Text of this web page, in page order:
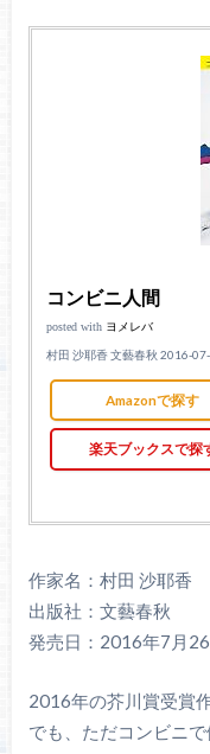
コンビニ人間
posted with ヨメレバ
村田 沙耶香 文藝春秋 2016-
Amazonで探す
楽天ブックスで探
作家名：村田 沙耶香
出版社：文藝春秋
発売日：2016年7月
2016年の芥川賞受賞作
でも、ただコンビニ